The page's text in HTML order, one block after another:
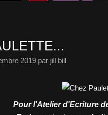
2019 par jill bill
Pour l'Atelier d'Ecriture